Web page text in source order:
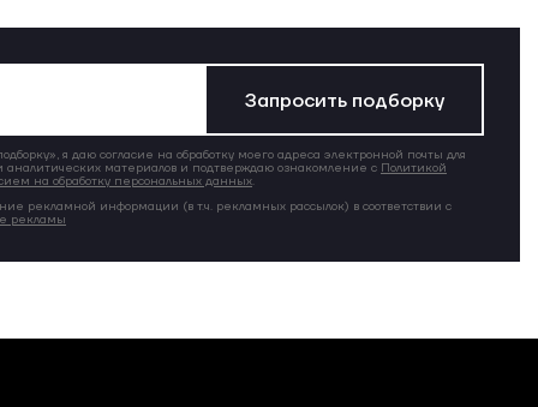
Запросить подборку
я даю согласие на обработку моего адреса электронной почты для
материалов и подтверждаю ознакомление с Политикой
на обработку персональных данных.
рекламной информации (в т.ч. рекламных рассылок) в соответствии с
рекламы